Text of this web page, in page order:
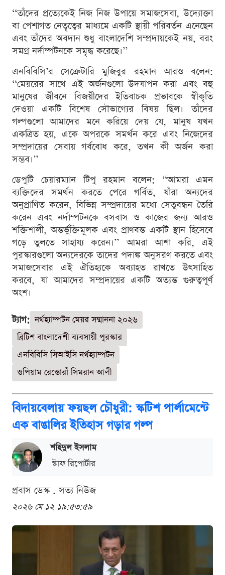
‘‘তাঁদের প্রত্যেকেই নিজ নিজ উপায়ে সমাজসেবা, উদ্যোক্তা
বা পেশাগত নেতৃত্বের মাধ্যমে একটি স্থায়ী পরিবর্তন এনেছেন
এবং তাঁদের অবদান শুধু বাংলাদেশি সম্প্রদায়কেই নয়, বরং
সমগ্র নর্দাম্পটনকে সমৃদ্ধ করেছে।’’
এনবিবিসি’র সেক্রেটারি মুজিবুর রহমান আরও বলেন:
‘‘মেয়রের সাথে এই অর্জনগুলো উদযাপন করা এবং বহু
মানুষের জীবনে বিজয়ীদের ইতিবাচক প্রভাবকে স্বীকৃতি
দেওয়া একটি বিশেষ সৌভাগ্যের বিষয় ছিল। তাঁদের
গল্পগুলো আমাদের মনে করিয়ে দেয় যে, মানুষ যখন
একত্রিত হয়, একে অপরকে সমর্থন করে এবং নিজেদের
সম্প্রদায়ের সেবায় গর্ববোধ করে, তখন কী অর্জন করা
সম্ভব।’’
ডেপুটি চেয়ারম্যান টিপু রহমান বলেন: ‘‘আমরা এমন
ব্যক্তিদের সমর্থন করতে পেরে গর্বিত, যাঁরা অন্যদের
অনুপ্রাণিত করেন, বিভিন্ন সম্প্রদায়ের মধ্যে সেতুবন্ধন তৈরি
করেন এবং নর্দাম্পটনকে বসবাস ও কাজের জন্য আরও
শক্তিশালী, অন্তর্ভুক্তিমূলক এবং প্রাণবন্ত একটি স্থান হিসেবে
গড়ে তুলতে সাহায্য করেন।’’ আমরা আশা করি, এই
পুরস্কারগুলো অন্যদেরকে তাদের পদাঙ্ক অনুসরণ করতে এবং
সমাজসেবার এই ঐতিহ্যকে অব্যাহত রাখতে উৎসাহিত
করবে, যা আমাদের সম্প্রদায়ের একটি অত্যন্ত গুরুত্বপূর্ণ
অংশ।
ট্যাগ: নর্থহ্যাম্পটন মেয়র সম্মাননা ২০২৬
ব্রিটিশ বাংলাদেশী ব্যবসায়ী পুরস্কার
এনবিবিসি সিআইসি নর্থহ্যাম্পটন
ওপিয়াম রেস্তোরাঁ সিমরান আলী
বিদায়বেলায় ফয়ছল চৌধুরী: স্কটিশ পার্লামেন্টে
এক বাঙালির ইতিহাস গড়ার গল্প
শ‌হিদুল ইসলাম
স্টাফ রিপোর্টার
প্রবাস ডেস্ক . সত্য নিউজ
২০২৬ মে ১২ ১৯:৫৩:৫৯